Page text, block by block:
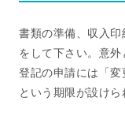
書類の準備、収入
をして下さい。意
登記の申請には「変
という期限が設け